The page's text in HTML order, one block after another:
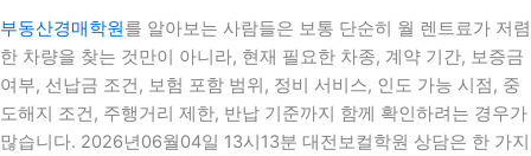
부동산경매학원를 알아보는 사람들은 보통 단순히 월 렌트료가 저렴
한 차량을 찾는 것만이 아니라, 현재 필요한 차종, 계약 기간, 보증금
여부, 선납금 조건, 보험 포함 범위, 정비 서비스, 인도 가능 시점, 중
도해지 조건, 주행거리 제한, 반납 기준까지 함께 확인하려는 경우가
많습니다. 2026년06월04일 13시13분 대전보컬학원 상담은 한 가지